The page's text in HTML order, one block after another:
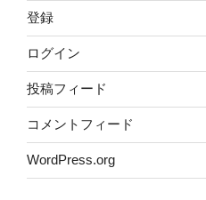
登録
ログイン
投稿フィード
コメントフィード
WordPress.org